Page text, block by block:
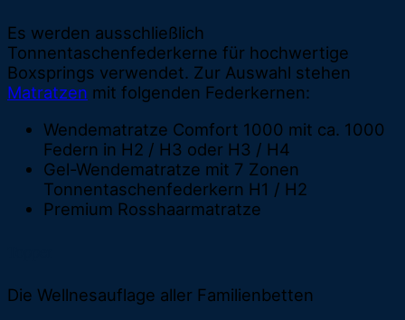
Es werden ausschließlich
Tonnentaschenfederkerne für hochwertige
Boxsprings verwendet. Zur Auswahl stehen
Matratzen mit folgenden Federkernen:
Wendematratze Comfort 1000 mit ca. 1000
Federn in H2 / H3 oder H3 / H4
Gel-Wendematratze mit 7 Zonen
Tonnentaschenfederkern H1 / H2
Premium Rosshaarmatratze
Die Wellnesauflage aller Familienbetten